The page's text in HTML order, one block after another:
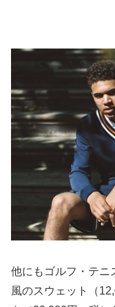
他にもゴルフ・テニ
風のスウェット（